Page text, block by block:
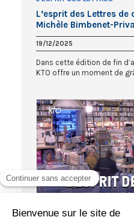
L’esprit des Lettres de
Michèle Bimbenet-
Sophie Guérin Gasc
19/12/2025
Dans cette édition de fin
KTO offre un moment de